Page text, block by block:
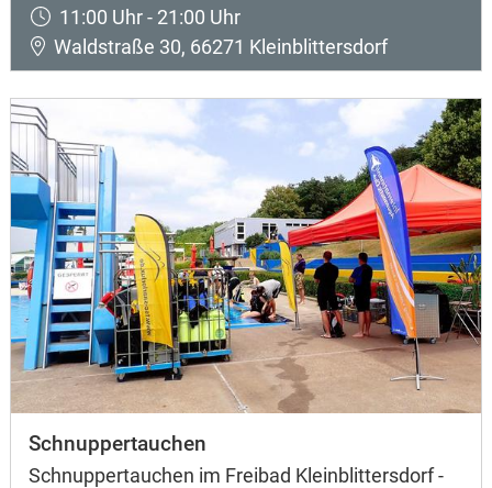
11:00 Uhr - 21:00 Uhr
Waldstraße 30, 66271 Kleinblittersdorf
Schnuppertauchen
Schnuppertauchen im Freibad Kleinblittersdorf -